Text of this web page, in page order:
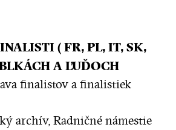
( FR, PL, IT, SK,
A ĽUĎOCH
finalistov a finalistiek
archív, Radničné námestie